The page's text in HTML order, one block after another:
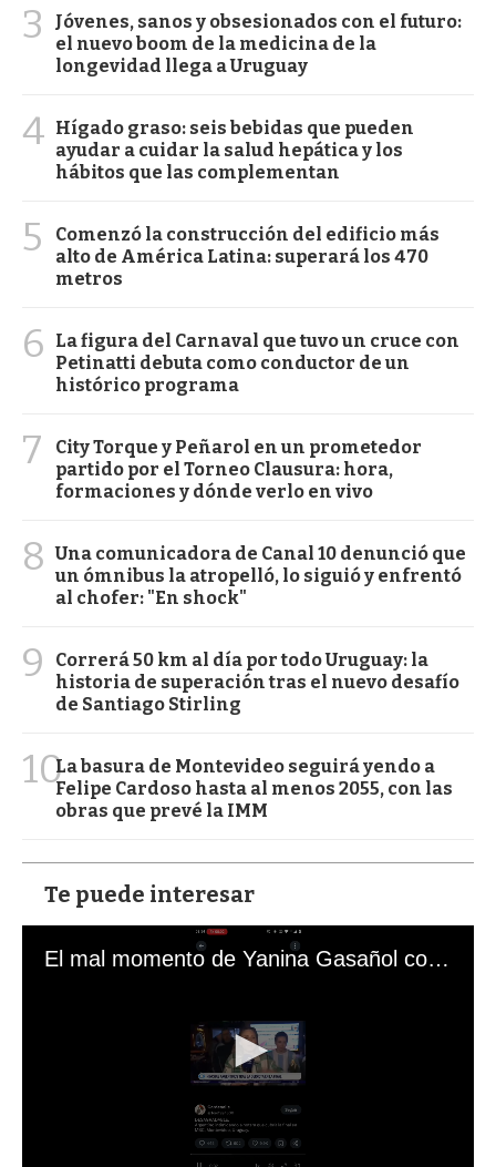
3
Jóvenes, sanos y obsesionados con el futuro:
el nuevo boom de la medicina de la
longevidad llega a Uruguay
4 Hígado graso: seis bebidas que pueden
ayudar a cuidar la salud hepática y los
hábitos que las complementan
5
Comenzó la construcción del edificio más
alto de América Latina: superará los 470
metros
6
La figura del Carnaval que tuvo un cruce con
Petinatti debuta como conductor de un
histórico programa
7
City Torque y Peñarol en un prometedor
partido por el Torneo Clausura: hora,
formaciones y dónde verlo en vivo
8 Una comunicadora de Canal 10 denunció que
un ómnibus la atropelló, lo siguió y enfrentó
al chofer: "En shock"
9
Correrá 50 km al día por todo Uruguay: la
historia de superación tras el nuevo desafío
de Santiago Stirling
10La basura de Montevideo seguirá yendo a
Felipe Cardoso hasta al menos 2055, con las
obras que prevé la IMM
Te puede interesar
El mal momento de Yanina Gasañol con un hincha argentino en "Subrayado"